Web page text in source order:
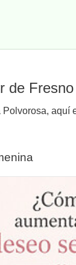
de
aquí